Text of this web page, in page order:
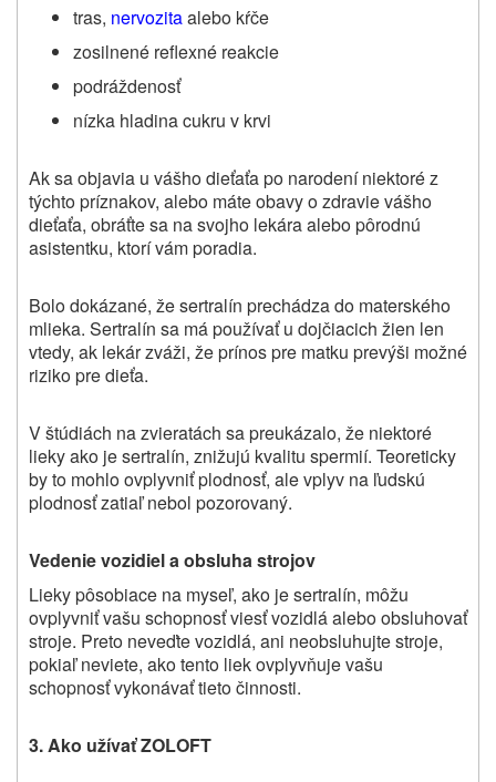
tras, nervozitaalebo kŕče
zosilnené reflexné reakcie
podráždenosť
nízka hladina cukru v krvi
Ak sa objavia u vášho dieťaťa po narodení niektoré z
týchto príznakov, alebo máte obavy o zdravie vášho
dieťaťa, obráťte sa na svojho lekára alebo pôrodnú
asistentku, ktorí vám poradia.
Bolo dokázané, že sertralín prechádza do materského
mlieka. Sertralín sa má používať u dojčiacich žien len
vtedy, ak lekár zváži, že prínos pre matku prevýši možné
riziko pre dieťa.
V štúdiách na zvieratách sa preukázalo, že niektoré
liekyako je sertralín, znižujú kvalitu spermií. Teoreticky
by to mohlo ovplyvniť plodnosť, ale vplyv na ľudskú
plodnosťzatiaľnebol pozorovaný.
Vedenie vozidiel a obsluha strojov
Lieky pôsobiace na myseľ, ako je sertralín, môžu
ovplyvniť vašu schopnosť viesť vozidlá alebo obsluhovať
stroje. Preto neveďte vozidlá, ani neobsluhujte stroje,
pokiaľ neviete, ako tento liek ovplyvňuje vašu
schopnosť vykonávať tieto činnosti.
3. Ako užívať ZOLOFT